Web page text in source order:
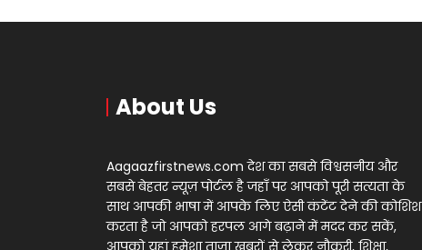
About Us
Aagaazfirstnews.com देश का सबसे विश्वसनीय और
सबसे बेहतर न्यूज़ पोर्टल है जहाँ पर आपको पूरी सत्यता के
साथ आपकी भाषा में आपके लिए ऐसी कंटेंट देने की कोशिश
करता है जो आपको हरपल आगे बढ़ाने में मदद कर सकें,